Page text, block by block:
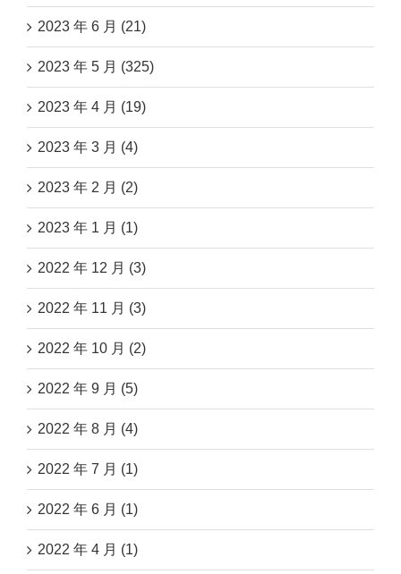
2023 年 6 月 (21)
2023 年 5 月 (325)
2023 年 4 月 (19)
2023 年 3 月 (4)
2023 年 2 月 (2)
2023 年 1 月 (1)
2022 年 12 月 (3)
2022 年 11 月 (3)
2022 年 10 月 (2)
2022 年 9 月 (5)
2022 年 8 月 (4)
2022 年 7 月 (1)
2022 年 6 月 (1)
2022 年 4 月 (1)